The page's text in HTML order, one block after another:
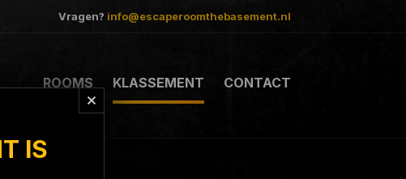
IS
Vragen? info@escaperoomthebasement.nl
ROOMS KLASSEMENT CONTACT